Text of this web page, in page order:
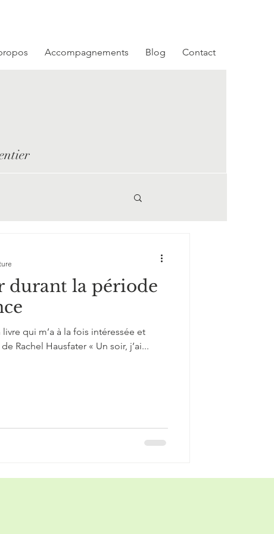
Accompagnements Blog Contact
durant la période
qui m’a à la fois intéressée et
Rachel Hausfater « Un soir, j’ai...